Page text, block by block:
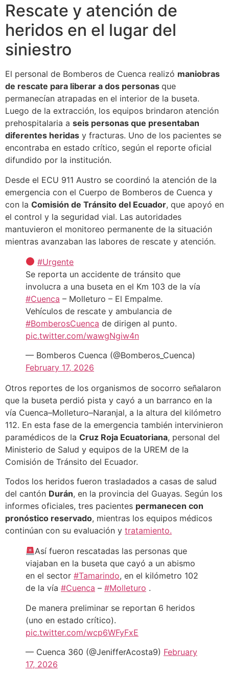
Rescate y atención de
heridos en el lugar del
siniestro
El personal de Bomberos de Cuenca realizó maniobras
de rescate para liberar a dos personas que
permanecían atrapadas en el interior de la buseta.
Luego de la extracción, los equipos brindaron atención
prehospitalaria a seis personas que presentaban
diferentes heridas y fracturas. Uno de los pacientes se
encontraba en estado crítico, según el reporte oficial
difundido por la institución.
Desde el ECU 911 Austro se coordinó la atención de la
emergencia con el Cuerpo de Bomberos de Cuenca y
con la Comisión de Tránsito del Ecuador, que apoyó en
el control y la seguridad vial. Las autoridades
mantuvieron el monitoreo permanente de la situación
mientras avanzaban las labores de rescate y atención.
#Urgente
Se reporta un accidente de tránsito que
involucra a una buseta en el Km 103 de la vía
#Cuenca – Molleturo – El Empalme.
Vehículos de rescate y ambulancia de
#BomberosCuenca de dirigen al punto.
pic.twitter.com/wawgNgiw4n
— Bomberos Cuenca (@Bomberos_Cuenca)
February 17, 2026
Otros reportes de los organismos de socorro señalaron
que la buseta perdió pista y cayó a un barranco en la
vía Cuenca–Molleturo–Naranjal, a la altura del kilómetro
112. En esta fase de la emergencia también intervinieron
paramédicos de la Cruz Roja Ecuatoriana, personal del
Ministerio de Salud y equipos de la UREM de la
Comisión de Tránsito del Ecuador.
Todos los heridos fueron trasladados a casas de salud
del cantón Durán, en la provincia del Guayas. Según los
informes oficiales, tres pacientes permanecen con
pronóstico reservado, mientras los equipos médicos
continúan con su evaluación y tratamiento.
Así fueron rescatadas las personas que
viajaban en la buseta que cayó a un abismo
en el sector #Tamarindo, en el kilómetro 102
de la vía #Cuenca – #Molleturo .
De manera preliminar se reportan 6 heridos
(uno en estado crítico).
pic.twitter.com/wcp6WFyFxE
— Cuenca 360 (@JenifferAcosta9) February
17, 2026